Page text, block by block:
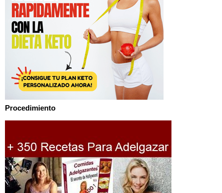
Procedimiento